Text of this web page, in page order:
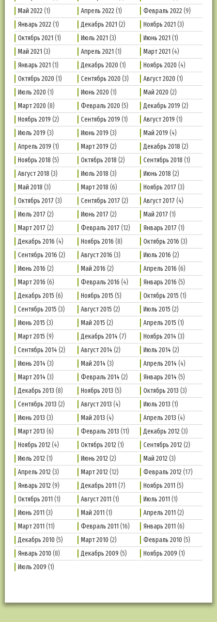
Май 2022(1) Апрель 2022(1) Февраль 2022(9)
Январь 2022(1) Декабрь 2021 (2) Ноябрь 2021 (3)
Октябрь 2021 (1) Июль 2021 (3) Июнь 2021 (1)
Май 2021 (3) Апрель 2021 (1) Март 2021 (4)
Январь 2021 (1) Декабрь 2020 (1) Ноябрь 2020 (4)
Октябрь 2020 (1) Сентябрь 2020 (3) Август 2020 (1)
Июль 2020 (1) Июнь 2020 (1) Май 2020 (2)
Март 2020 (8) Февраль 2020 (5) Декабрь 2019 (2)
Ноябрь 2019 (2) Сентябрь 2019 (1) Август 2019 (1)
Июль 2019 (3) Июнь 2019 (3) Май 2019 (4)
Апрель 2019 (1) Март 2019 (2) Декабрь 2018 (2)
Ноябрь 2018 (5) Октябрь 2018 (2) Сентябрь 2018 (1)
Август 2018 (3) Июль 2018 (3) Июнь 2018 (2)
Май 2018 (3) Март 2018 (6) Ноябрь 2017 (3)
Октябрь 2017 (3) Сентябрь 2017 (2) Август 2017 (4)
Июль 2017 (2) Июнь 2017 (2) Май 2017 (1)
Март 2017 (2) Февраль 2017 (12) Январь 2017 (1)
Декабрь 2016 (4) Ноябрь 2016 (8) Октябрь 2016 (3)
Сентябрь 2016 (2) Август 2016 (3) Июль 2016 (2)
Июнь 2016 (2) Май 2016 (2) Апрель 2016 (6)
Март 2016 (6) Февраль 2016 (4) Январь 2016 (5)
Декабрь 2015 (6) Ноябрь 2015 (5) Октябрь 2015 (1)
Сентябрь 2015 (3) Август 2015 (2) Июль 2015 (2)
Июнь 2015 (3) Май 2015 (2) Апрель 2015 (1)
Март 2015 (9) Декабрь 2014 (7) Ноябрь 2014 (3)
Сентябрь 2014 (2) Август 2014 (2) Июль 2014 (2)
Июнь 2014 (3) Май 2014 (3) Апрель 2014 (4)
Март 2014 (3) Февраль 2014 (2) Январь 2014 (5)
Декабрь 2013 (8) Ноябрь 2013 (5) Октябрь 2013 (3)
Сентябрь 2013 (2) Август 2013 (4) Июль 2013 (1)
Июнь 2013 (3) Май 2013 (4) Апрель 2013 (4)
Март 2013 (6) Февраль 2013 (11) Декабрь 2012(3)
Ноябрь 2012(4) Октябрь 2012(1) Сентябрь 2012(2)
Июль 2012(1) Июнь 2012(2) Май 2012(3)
Апрель 2012(3) Март 2012(12) Февраль 2012(17)
Январь 2012(9) Декабрь 2011 (7) Ноябрь 2011 (5)
Октябрь 2011 (1) Август 2011 (1) Июль 2011 (1)
Июнь 2011 (3) Май 2011 (1) Апрель 2011 (2)
Март 2011 (11) Февраль 2011 (16) Январь 2011 (6)
Декабрь 2010 (5) Март 2010 (2) Февраль 2010 (5)
Январь 2010 (8) Декабрь 2009 (5) Ноябрь 2009 (1)
Июль 2009 (1)